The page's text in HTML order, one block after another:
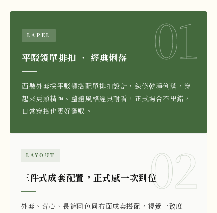
01
LAPEL
平駁領單排扣 ‧ 經典俐落
西裝外套採平駁領搭配單排扣設計，線條乾淨俐落，穿
起來更顯精神。整體風格經典耐看，正式場合不出錯，
日常穿搭也更好駕馭。
02
LAYOUT
三件式成套配置，正式感一次到位
外套、背心、長褲同色同布面成套搭配，視覺一致度